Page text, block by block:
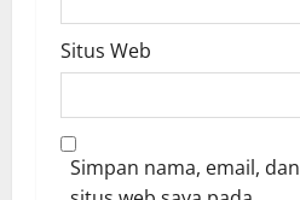
Situs Web
Simpan nama, email, dan